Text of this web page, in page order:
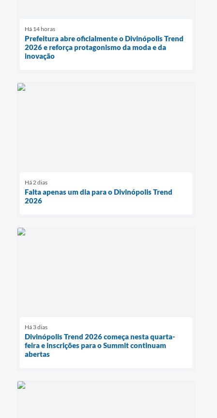
Há 14 horas
Prefeitura abre oficialmente o Divinópolis Trend
2026 e reforça protagonismo da moda e da
inovação
Há 2 dias
Falta apenas um dia para o Divinópolis Trend
2026
Há 3 dias
Divinópolis Trend 2026 começa nesta quarta-
feira e inscrições para o Summit continuam
abertas